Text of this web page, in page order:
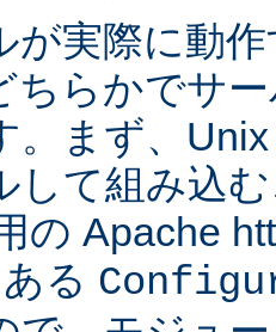
が実際に動
ちらかでサ
。まず、
して組み込
の Apache
る